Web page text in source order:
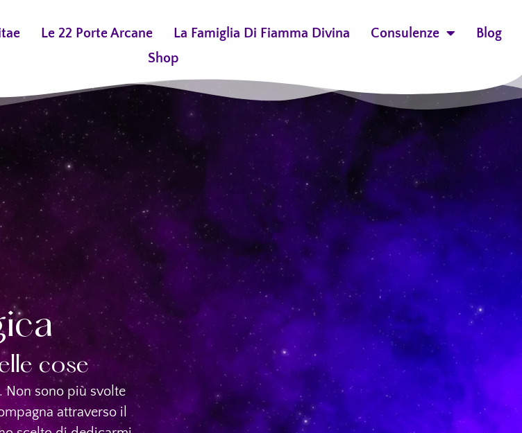
Le 22 Porte Arcane La Famiglia Di Fiamma Divina Consulenze
Blog
Shop
cose
Non sono più svolte
attraverso il